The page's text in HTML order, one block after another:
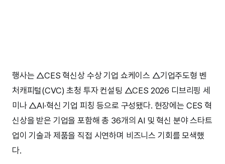
행사는 △CES 혁신상 수상 기업 쇼케이스 △기업주도형 벤
처캐피털(CVC) 초청 투자 컨설팅 △CES 2026 디브리핑 세
미나 △AI·혁신 기업 피칭 등으로 구성됐다. 현장에는 CES 혁
신상을 받은 기업을 포함해 총 36개의 AI 및 혁신 분야 스타트
업이 기술과 제품을 직접 시연하며 비즈니스 기회를 모색했
다.